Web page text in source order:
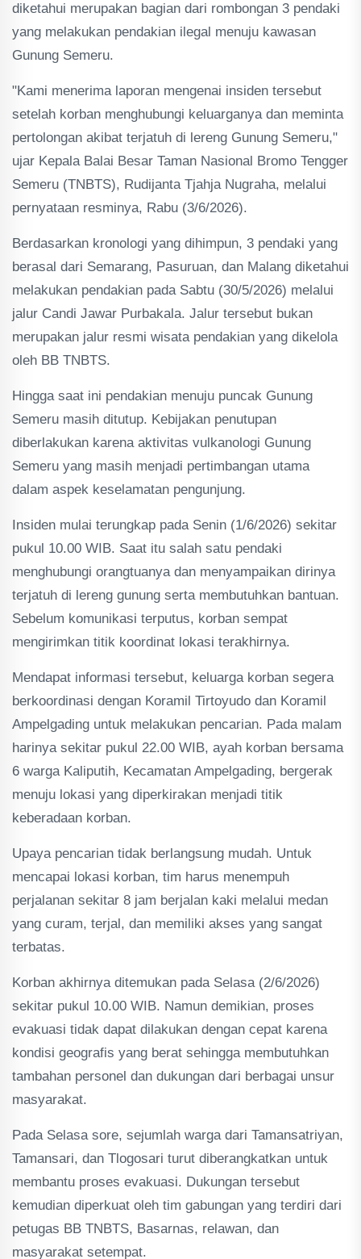
diketahui merupakan bagian dari rombongan 3 pendaki
yang melakukan pendakian ilegal menuju kawasan
Gunung Semeru.
"Kami menerima laporan mengenai insiden tersebut
setelah korban menghubungi keluarganya dan meminta
pertolongan akibat terjatuh di lereng Gunung Semeru,"
ujar Kepala Balai Besar Taman Nasional Bromo Tengger
Semeru (TNBTS), Rudijanta Tjahja Nugraha, melalui
pernyataan resminya, Rabu (3/6/2026).
Berdasarkan kronologi yang dihimpun, 3 pendaki yang
berasal dari Semarang, Pasuruan, dan Malang diketahui
melakukan pendakian pada Sabtu (30/5/2026) melalui
jalur Candi Jawar Purbakala. Jalur tersebut bukan
merupakan jalur resmi wisata pendakian yang dikelola
oleh BB TNBTS.
Hingga saat ini pendakian menuju puncak Gunung
Semeru masih ditutup. Kebijakan penutupan
diberlakukan karena aktivitas vulkanologi Gunung
Semeru yang masih menjadi pertimbangan utama
dalam aspek keselamatan pengunjung.
Insiden mulai terungkap pada Senin (1/6/2026) sekitar
pukul 10.00 WIB. Saat itu salah satu pendaki
menghubungi orangtuanya dan menyampaikan dirinya
terjatuh di lereng gunung serta membutuhkan bantuan.
Sebelum komunikasi terputus, korban sempat
mengirimkan titik koordinat lokasi terakhirnya.
Mendapat informasi tersebut, keluarga korban segera
berkoordinasi dengan Koramil Tirtoyudo dan Koramil
Ampelgading untuk melakukan pencarian. Pada malam
harinya sekitar pukul 22.00 WIB, ayah korban bersama
6 warga Kaliputih, Kecamatan Ampelgading, bergerak
menuju lokasi yang diperkirakan menjadi titik
keberadaan korban.
Upaya pencarian tidak berlangsung mudah. Untuk
mencapai lokasi korban, tim harus menempuh
perjalanan sekitar 8 jam berjalan kaki melalui medan
yang curam, terjal, dan memiliki akses yang sangat
terbatas.
Korban akhirnya ditemukan pada Selasa (2/6/2026)
sekitar pukul 10.00 WIB. Namun demikian, proses
evakuasi tidak dapat dilakukan dengan cepat karena
kondisi geografis yang berat sehingga membutuhkan
tambahan personel dan dukungan dari berbagai unsur
masyarakat.
Pada Selasa sore, sejumlah warga dari Tamansatriyan,
Tamansari, dan Tlogosari turut diberangkatkan untuk
membantu proses evakuasi. Dukungan tersebut
kemudian diperkuat oleh tim gabungan yang terdiri dari
petugas BB TNBTS, Basarnas, relawan, dan
masyarakat setempat.